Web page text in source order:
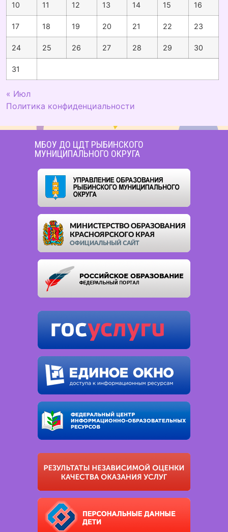
10 11 12 13 14 15 16
17 18 19 20 21 22 23
24 25 26 27 28 29 30
31
« Июл
Политика конфиденциальности
МБОУ ДО ЦДТ РЫБИНСКОГО
МУНИЦИПАЛЬНОГО ОКРУГА